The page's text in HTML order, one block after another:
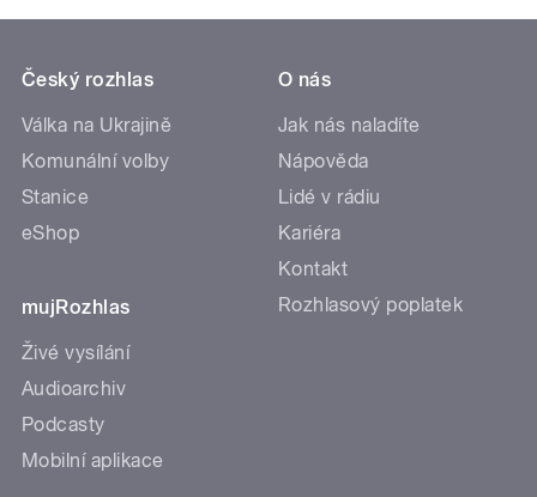
Český rozhlas
Válka na Ukrajině
Komunální volby
Stanice
eShop
mujRozhlas
Živé vysílání
Audioarchiv
Podcasty
Mobilní aplikace
O nás
Jak nás naladíte
Nápověda
Lidé v rádiu
Kariéra
Kontakt
Rozhlasový poplatek